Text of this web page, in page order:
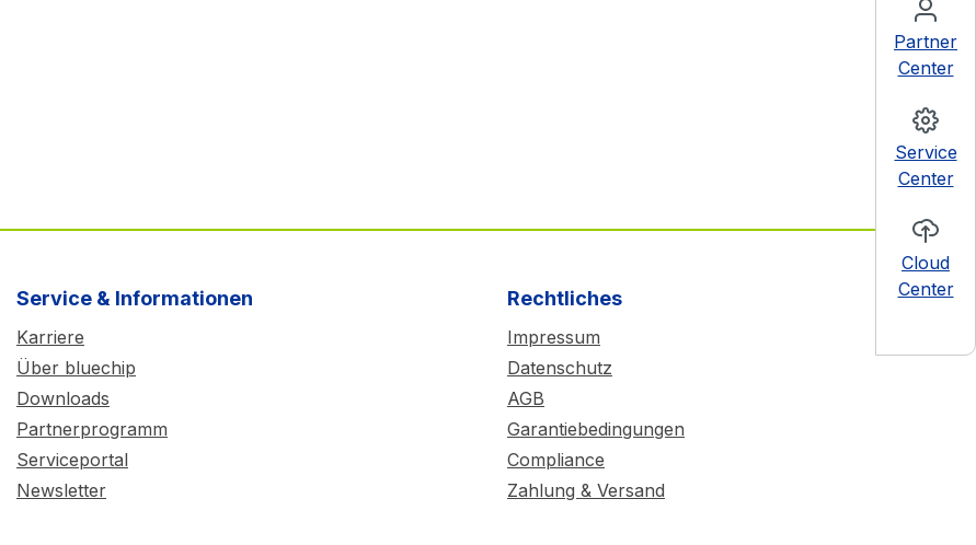
Partner
Center
Service
Center
Cloud
Center
Service & Informationen
Karriere
Über bluechip
Downloads
Partnerprogramm
Serviceportal
Newsletter
Rechtliches
Impressum
Datenschutz
AGB
Garantiebedingungen
Compliance
Zahlung & Versand